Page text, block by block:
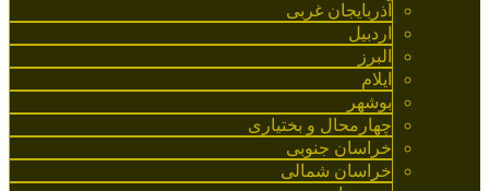
آذربایجان غربی
اردبیل
البرز
ایلام
بوشهر
چهارمحال و بختیاری
خراسان جنوبی
خراسان شمالی